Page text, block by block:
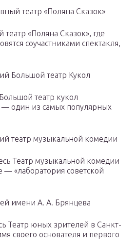
театр «Поляна Сказок»
«Поляна Сказок», где
соучастниками спектакля,
Большой театр Кукол
театр кукол
— один из самых популярных
театр музыкальной комедии
Театр музыкальной комедии
— «лаборатория советской
имени А. А. Брянцева
Театр юных зрителей в Санкт-
своего основателя и первого